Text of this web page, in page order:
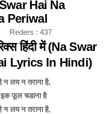
Hai Na
Periwal
Reders : 437
हिंदी में (Na Swar
Lyrics In Hindi)
लय न तराना है,
फूल चडाना है
लय न तराना है,